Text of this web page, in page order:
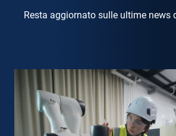
Resta aggiornato sulle ultime news